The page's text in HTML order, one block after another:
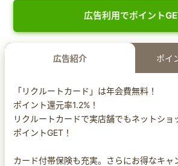
広告利用でポイント
広告紹介 ポイ
「リクルートカード」は年会費無料！
ポイント還元率1.2%！
リクルートカードで実店舗でもネットショ
ポイントGET！
カード付帯保険も充実。さらにお得なキャ